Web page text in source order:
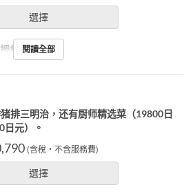
選擇
權）閱讀全部
排三明治，还有厨师精选菜（19800日
日元）。
(含稅・不含服務費)
選擇